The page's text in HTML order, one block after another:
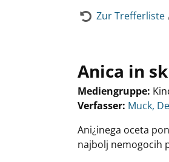
Zur Trefferliste
Anica in
Mediengruppe:
Verfasser: Suche
Muck,
Ani¿inega oceta
najbolj nemogocih